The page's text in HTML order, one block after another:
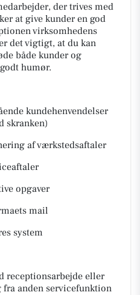
der trives med
at give kunder en god
virksomhedens
det vigtigt, at du kan
både kunder og
humør.
kundehenvendelser
skranken)
af værkstedsaftaler
opgaver
mail
system
receptionsarbejde eller
anden servicefunktion